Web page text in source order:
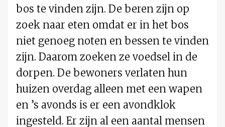
bos te vinden zijn. De beren zijn op
zoek naar eten omdat er in het bos
niet genoeg noten en bessen te vinden
zijn. Daarom zoeken ze voedsel in de
dorpen. De bewoners verlaten hun
huizen overdag alleen met een wapen
en ’s avonds is er een avondklok
ingesteld. Er zijn al een aantal mensen